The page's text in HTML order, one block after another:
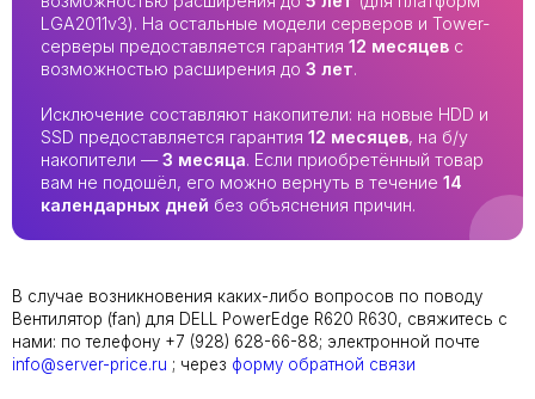
LGA2011v3). На остальные модели серверов и Tower-
серверы предоставляется гарантия 12 месяцев с
возможностью расширения до 3 лет.
Исключение составляют накопители: на новые HDD и
SSD предоставляется гарантия 12 месяцев, на б/у
накопители —3 месяца. Если приобретённый товар
вам не подошёл, его можно вернуть в течение 14
календарных дней без объяснения причин.
В случае возникновения каких-либо вопросов по поводу
Вентилятор (fan) для DELL PowerEdge R620 R630, свяжитесь с
нами: по телефону +7 (928) 628-66-88; электронной почте
info@server-price.ru ; через форму обратной связи